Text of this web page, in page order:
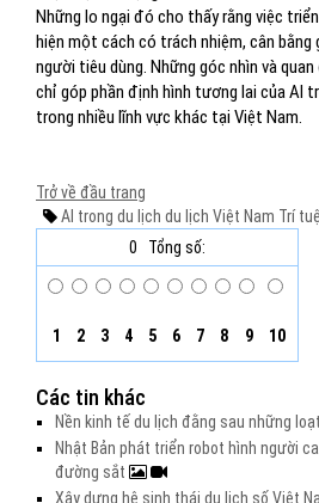
Những lo ngại đó cho thấy rằng việc
hiện một cách có trách nhiệm, cân
người tiêu dùng. Những góc nhìn và
chỉ góp phần định hình tương lai của AI
trong nhiều lĩnh vực khác tại Việt Nam.
Trở về đầu trang
AI trong du lịch du lịch Việt Nam Trí
0
Tổng số:
1 2 3 4 5 6 7 8 9 10
Các tin khác
Nền kinh tế du lịch đằng sau những
Nhật Bản phát triển robot hình người
đường sắt
Xây dựng hệ sinh thái du lịch số Việt